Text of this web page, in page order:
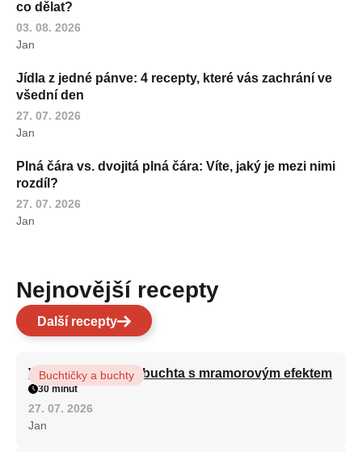
co dělat?
03. 08. 2026
Jan
Jídla z jedné pánve: 4 recepty, které vás zachrání ve
všední den
27. 07. 2026
Jan
Plná čára vs. dvojitá plná čára: Víte, jaký je mezi nimi
rozdíl?
27. 07. 2026
Jan
Nejnovější recepty
Další recepty
Vláčná olejová litá buchta s mramorovým efektem
Buchtičky a buchty
30 minut
27. 07. 2026
Jan